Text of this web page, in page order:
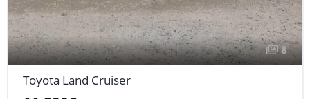
8
Toyota Land Cruiser